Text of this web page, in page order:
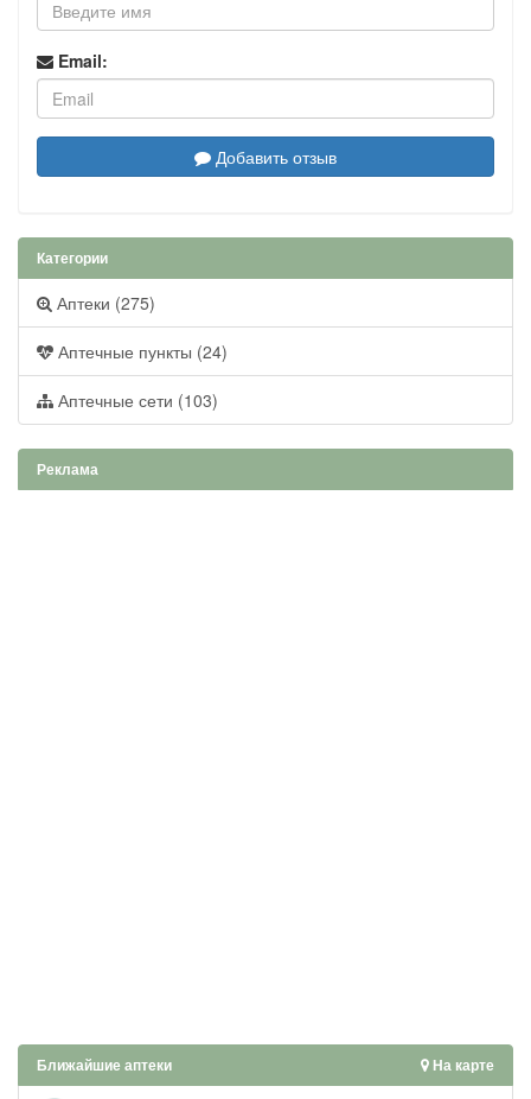
Email:
Добавить отзыв
Категории
Аптеки (275)
Аптечные пункты (24)
Аптечные сети (103)
Реклама
Ближайшие аптеки На карте